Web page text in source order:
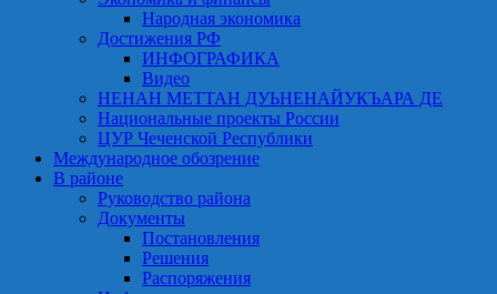
Народная экономика
Достижения РФ
ИНФОГРАФИКА
Видео
НЕНАН МЕТТАН ДУЬНЕНАЙУКЪАРА ДЕ
Национальные проекты России
ЦУР Чеченской Республики
Международное обозрение
В районе
Руководство района
Документы
Постановления
Решения
Распоряжения